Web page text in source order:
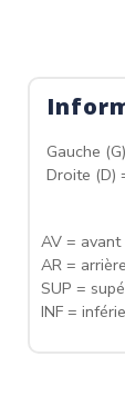
Gauche
Droite (D)
AV = avant
AR = arrière
SUP =
INF =